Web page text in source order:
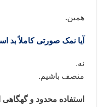
همین.
آیا نمک صورتی کاملاً بد
نه.
منصف باشیم.
استفاده محدود و